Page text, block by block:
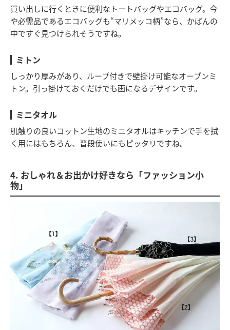
買い出しに行くときに便利なトートバッグやエコバッグ。今
や必需品であるエコバッグも“マリメッコ柄”なら、かばんの
中ですぐ見つけられそうですね。
ミトン
しっかり厚みがあり、ループ付きで壁掛け可能なオーブンミ
トン。引っ掛けておくだけでも画になるデザインです。
ミニタオル
肌触りの良いコットン生地のミニタオルはキッチンで手を拭
く用にはもちろん、普段使いにもピッタリですね。
4. おしゃれ＆お出かけ好きなら「ファッション小
物」